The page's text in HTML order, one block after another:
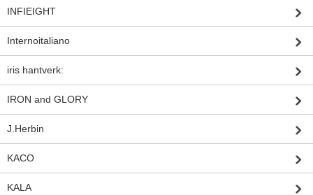
INFIEIGHT
Internoitaliano
iris hantverk:
IRON and GLORY
J.Herbin
KACO
KALA